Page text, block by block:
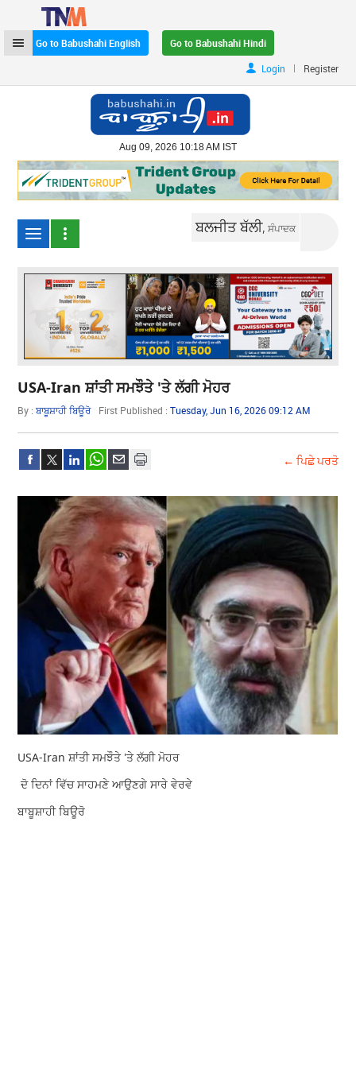
Go to Babushahi English
Go to Babushahi Hindi
Login
| Register
Aug 09, 2026 10:18 AM IST
ਬਲਜੀਤ ਬੱਲੀ,ਸੰਪਾਦਕ
USA-Iran ਸ਼ਾਂਤੀ ਸਮਝੌਤੇ 'ਤੇ ਲੱਗੀ ਮੋਹਰ
By :ਬਾਬੂਸ਼ਾਹੀ ਬਿਊਰੋ First Published :Tuesday, Jun 16, 2026 09:12 AM
← ਪਿਛੇ ਪਰਤੋ
USA-Iran ਸ਼ਾਂਤੀ ਸਮਝੌਤੇ 'ਤੇ ਲੱਗੀ ਮੋਹਰ
ਦੋ ਦਿਨਾਂ ਵਿੱਚ ਸਾਹਮਣੇ ਆਉਣਗੇ ਸਾਰੇ ਵੇਰਵੇ
ਬਾਬੂਸ਼ਾਹੀ ਬਿਊਰੋ